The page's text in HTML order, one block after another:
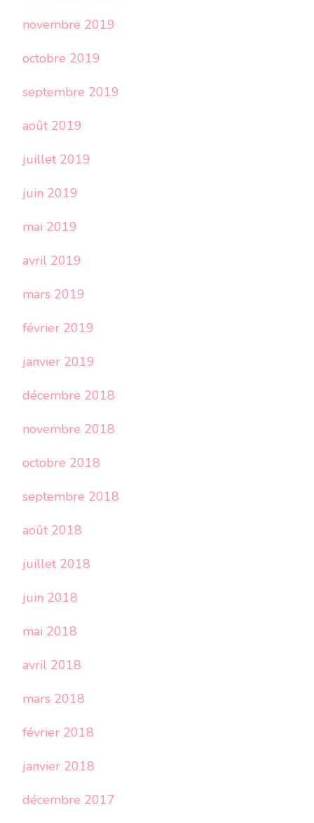
novembre 2019
octobre 2019
septembre 2019
août 2019
juillet 2019
juin 2019
mai 2019
avril 2019
mars 2019
février 2019
janvier 2019
décembre 2018
novembre 2018
octobre 2018
septembre 2018
août 2018
juillet 2018
juin 2018
mai 2018
avril 2018
mars 2018
février 2018
janvier 2018
décembre 2017